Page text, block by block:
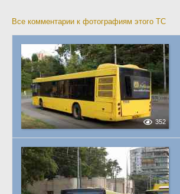
Все комментарии к фотографиям этого ТС
352